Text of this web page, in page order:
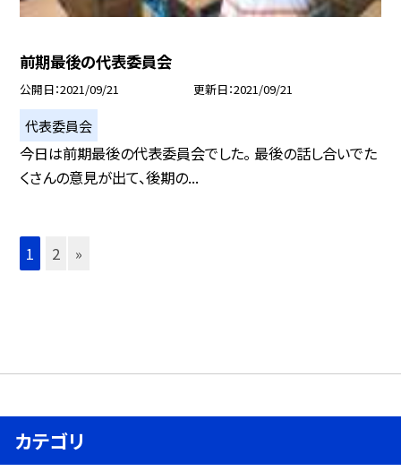
前期最後の代表委員会
公開日 2021/09/21 更新日 2021/09/21
代表委員会
今日は前期最後の代表委員会でした。 最後の話し合いでた
くさんの意見が出て、後期の...
1 2 »
カテゴリ